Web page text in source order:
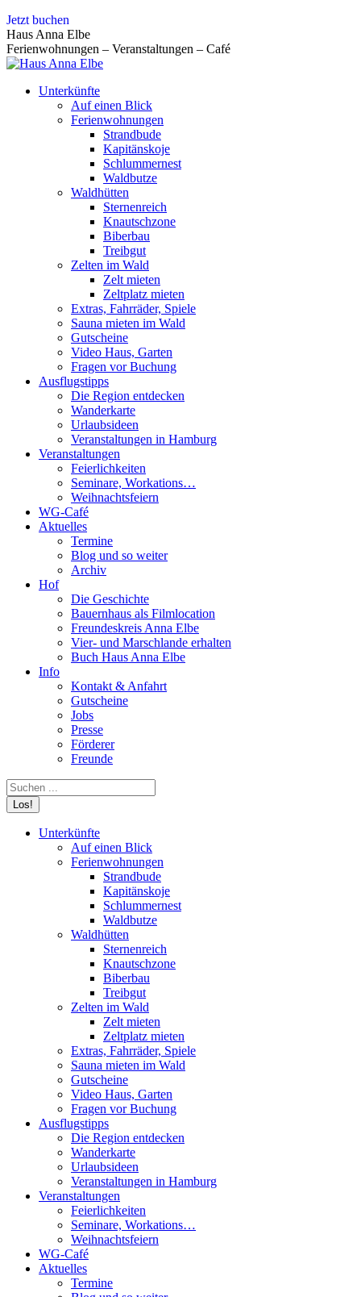
Zum
Inhalt
springen
Jetzt buchen
Haus Anna Elbe
Ferienwohnungen – Veranstaltungen – Café
Unterkünfte
Auf einen Blick
Ferienwohnungen
Strandbude
Kapitänskoje
Schlummernest
Waldbutze
Waldhütten
Sternenreich
Knautschzone
Biberbau
Treibgut
Zelten im Wald
Zelt mieten
Zeltplatz mieten
Extras, Fahrräder, Spiele
Sauna mieten im Wald
Gutscheine
Video Haus, Garten
Fragen vor Buchung
Ausflugstipps
Die Region entdecken
Wanderkarte
Urlaubsideen
Veranstaltungen in Hamburg
Veranstaltungen
Feierlichkeiten
Seminare, Workations…
Weihnachtsfeiern
WG-Café
Aktuelles
Termine
Blog und so weiter
Archiv
Hof
Die Geschichte
Bauernhaus als Filmlocation
Freundeskreis Anna Elbe
Vier- und Marschlande erhalten
Buch Haus Anna Elbe
Info
Kontakt & Anfahrt
Gutscheine
Jobs
Presse
Förderer
Freunde
Search:
Unterkünfte
Auf einen Blick
Ferienwohnungen
Strandbude
Kapitänskoje
Schlummernest
Waldbutze
Waldhütten
Sternenreich
Knautschzone
Biberbau
Treibgut
Zelten im Wald
Zelt mieten
Zeltplatz mieten
Extras, Fahrräder, Spiele
Sauna mieten im Wald
Gutscheine
Video Haus, Garten
Fragen vor Buchung
Ausflugstipps
Die Region entdecken
Wanderkarte
Urlaubsideen
Veranstaltungen in Hamburg
Veranstaltungen
Feierlichkeiten
Seminare, Workations…
Weihnachtsfeiern
WG-Café
Aktuelles
Termine